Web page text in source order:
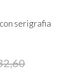
serigrafia